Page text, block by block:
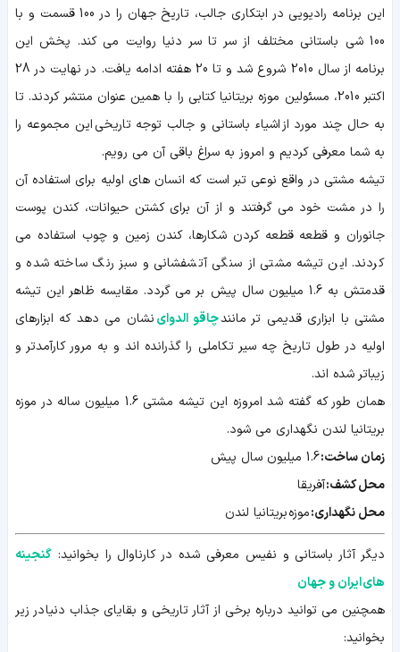
این برنامه رادیویی در ابتکاری جالب، تاریخ جهان را در 100 قسمت و با
100 شی باستانی مختلف از سر تا سر دنیا روایت می کند. پخش این
برنامه از سال 2010 شروع شد و تا 20 هفته ادامه یافت. در نهایت در 28
اکتبر 2010، مسئولین موزه بریتانیا کتابی را با همین عنوان منتشر کردند. تا
به حال چند مورد از اشیاء باستانی و جالب توجه تاریخی این مجموعه را
به شما معرفی کردیم و امروز به سراغ باقی آن می رویم.
تیشه مشتی در واقع نوعی تبر است که انسان های اولیه برای استفاده آن
را در مشت خود می گرفتند و از آن برای کشتن حیوانات، کندن پوست
جانوران و قطعه قطعه کردن شکارها، کندن زمین و چوب استفاده می
کردند. این تیشه مشتی از سنگی آتشفشانی و سبز رنگ ساخته شده و
قدمتش به 1.6 میلیون سال پیش بر می گردد. مقایسه ظاهر این تیشه
مشتی با ابزاری قدیمی تر مانندچاقو الدواینشان می دهد که ابزارهای
اولیه در طول تاریخ چه سیر تکاملی را گذرانده اند و به مرور کارآمدتر و
زیباتر شده اند.
همان طور که گفته شد امروزه این تیشه مشتی 1.6 میلیون ساله در موزه
بریتانیا لندن نگهداری می شود.
زمان ساخت:
محل کشف:آفریقا
محل نگهداری:موزه بریتانیا لندن
دیگر آثار باستانی و نفیس معرفی شده در کارناوال را بخوانید: گنجینه
های ایران و جهان
همچنین می توانید درباره برخی از آثار تاریخی و بقایای جذاب دنیا در زیر
بخوانید: